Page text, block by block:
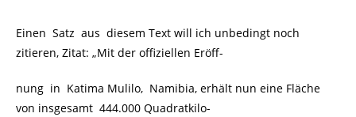
Einen Satz aus diesem Text will ich unbedingt noch
zitieren, Zitat: „Mit der offiziellen Eröff-
nung in Katima Mulilo, Namibia, erhält nun eine Fläche
von insgesamt 444.000 Quadratkilo-